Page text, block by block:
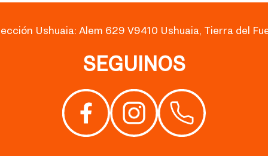
Ushuaia: Alem 629 V9410 Ushuaia, Tierra del
SEGUINOS